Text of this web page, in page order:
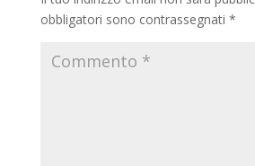
obbligatori sono contrassegnati *